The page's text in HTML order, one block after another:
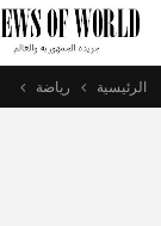
الرئيسية رياضة